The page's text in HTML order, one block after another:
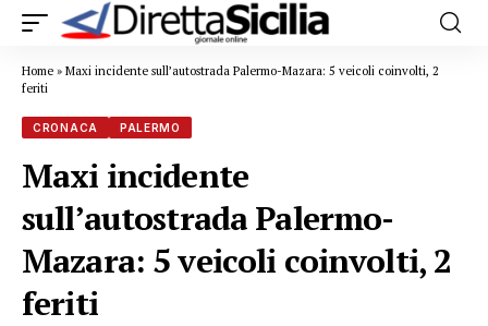
Home » Maxi incidente sull’autostrada Palermo-Mazara: 5 veicoli coinvolti, 2
feriti
CRONACA PALERMO
Maxi incidente
sull’autostrada Palermo-
Mazara: 5 veicoli coinvolti, 2
feriti